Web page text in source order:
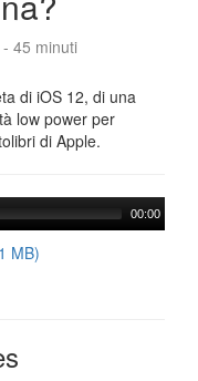
45 minuti
di iOS 12, di una
low power per
di Apple.
00:00
MB)